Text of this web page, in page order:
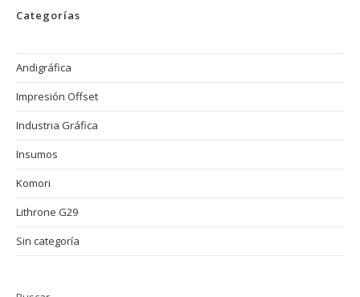
Categorías
Andigráfica
Impresión Offset
Industria Gráfica
Insumos
Komori
Lithrone G29
Sin categoría